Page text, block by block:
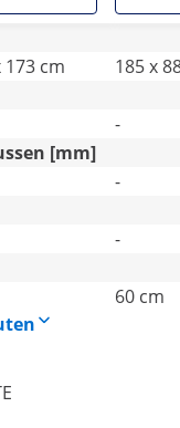
173 cm
185 x
-
[mm]
-
-
60 cm